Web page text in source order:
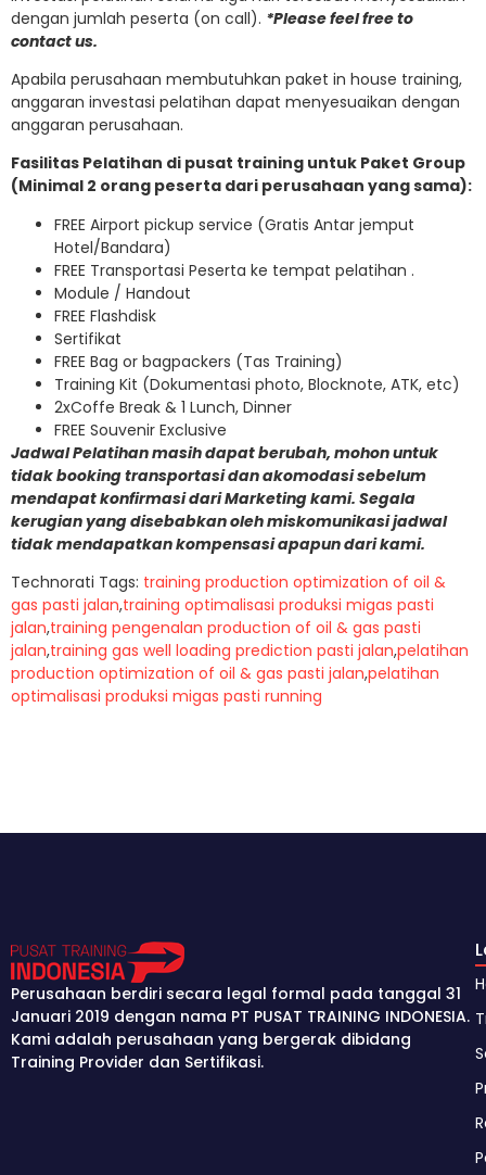
dengan jumlah peserta (on call). *Please feel free to
contact us.
Apabila perusahaan membutuhkan paket in house training,
anggaran investasi pelatihan dapat menyesuaikan dengan
anggaran perusahaan.
Fasilitas Pelatihan di pusat training untuk Paket Group
(Minimal 2 orang peserta dari perusahaan yang sama):
FREE Airport pickup service (Gratis Antar jemput
Hotel/Bandara)
FREE Transportasi Peserta ke tempat pelatihan .
Module / Handout
FREE Flashdisk
Sertifikat
FREE Bag or bagpackers (Tas Training)
Training Kit (Dokumentasi photo, Blocknote, ATK, etc)
2xCoffe Break & 1 Lunch, Dinner
FREE Souvenir Exclusive
Jadwal Pelatihan masih dapat berubah, mohon untuk
tidak booking transportasi dan akomodasi sebelum
mendapat konfirmasi dari Marketing kami. Segala
kerugian yang disebabkan oleh miskomunikasi jadwal
tidak mendapatkan kompensasi apapun dari kami.
Technorati Tags: training production optimization of oil &
gas pasti jalan,training optimalisasi produksi migas pasti
jalan,training pengenalan production of oil & gas pasti
jalan,training gas well loading prediction pasti jalan,pelatihan
production optimization of oil & gas pasti jalan,pelatihan
optimalisasi produksi migas pasti running
Perusahaan berdiri secara legal formal pada tanggal 31
Januari 2019 dengan nama PT PUSAT TRAINING INDONESIA.
Kami adalah perusahaan yang bergerak dibidang
Training Provider dan Sertifikasi.